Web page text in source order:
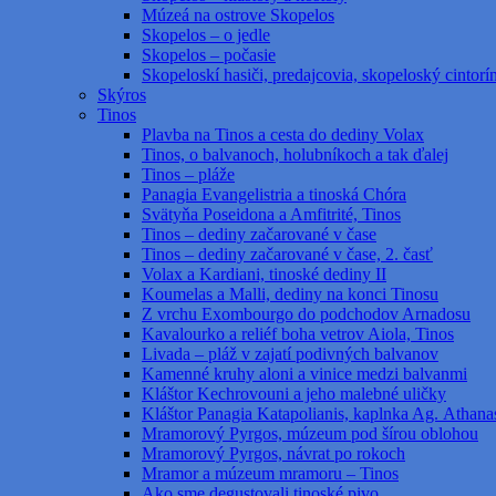
Múzeá na ostrove Skopelos
Skopelos – o jedle
Skopelos – počasie
Skopeloskí hasiči, predajcovia, skopeloský cintorín
Skýros
Tinos
Plavba na Tinos a cesta do dediny Volax
Tinos, o balvanoch, holubníkoch a tak ďalej
Tinos – pláže
Panagia Evangelistria a tinoská Chóra
Svätyňa Poseidona a Amfitrité, Tinos
Tinos – dediny začarované v čase
Tinos – dediny začarované v čase, 2. časť
Volax a Kardiani, tinoské dediny II
Koumelas a Malli, dediny na konci Tinosu
Z vrchu Exombourgo do podchodov Arnadosu
Kavalourko a reliéf boha vetrov Aiola, Tinos
Livada – pláž v zajatí podivných balvanov
Kamenné kruhy aloni a vinice medzi balvanmi
Kláštor Kechrovouni a jeho malebné uličky
Kláštor Panagia Katapolianis, kaplnka Ag.
Mramorový Pyrgos, múzeum pod šírou oblohou
Mramorový Pyrgos, návrat po rokoch
Mramor a múzeum mramoru – Tinos